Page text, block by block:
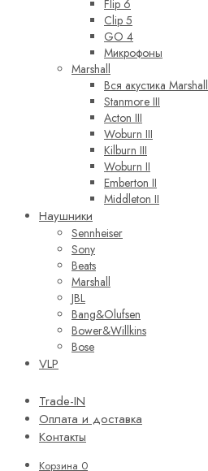
Flip 6
Clip 5
GO 4
Микрофоны
Marshall
Вся акустика Marshall
Stanmore III
Acton III
Woburn III
Kilburn III
Woburn II
Emberton II
Middleton II
Наушники
Sennheiser
Sony
Beats
Marshall
JBL
Bang&Olufsen
Bower&Willkins
Bose
VLP
Trade-IN
Оплата и доставка
Контакты
Корзина 0